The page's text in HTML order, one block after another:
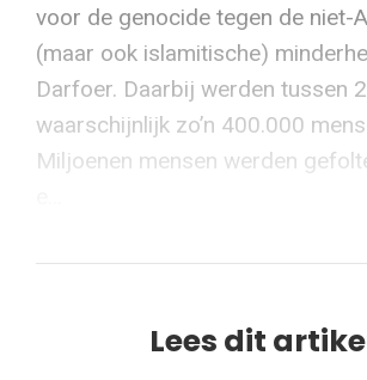
voor de genocide tegen de niet-
(maar ook islamitische)
Darfoer. Daarbij werden tussen
waarschijnlijk zo’n 400.000
Miljoenen mensen werden
Lees dit